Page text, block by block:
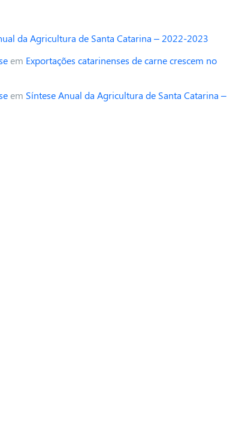
da Agricultura de Santa Catarina – 2022-2023
em Exportações catarinenses de carne crescem no
em Síntese Anual da Agricultura de Santa Catarina –